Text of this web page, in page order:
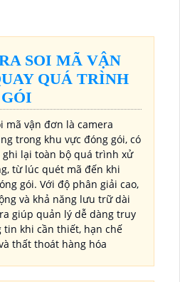
SOI MÃ VẬN
QUÁ TRÌNH
mã vận đơn là camera
trong khu vực đóng gói, có
ghi lại toàn bộ quá trình xử
từ lúc quét mã đến khi
gói. Với độ phân giải cao,
và khả năng lưu trữ dài
giúp quản lý dễ dàng truy
tin khi cần thiết, hạn chế
thất thoát hàng hóa